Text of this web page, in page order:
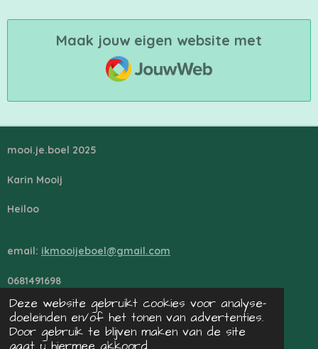
Deze website gebruikt cookies voor analyse-
doeleinden en/of het tonen van advertenties.
Door gebruik te blijven maken van de site
Maak jouw eigen website met
JouwWeb
mooi.je.boel 2025
Karin Mooij
Heiloo
email: ikmooijeboel@gmail.com
0681491698
vrijblijvend sparren? neem contact op